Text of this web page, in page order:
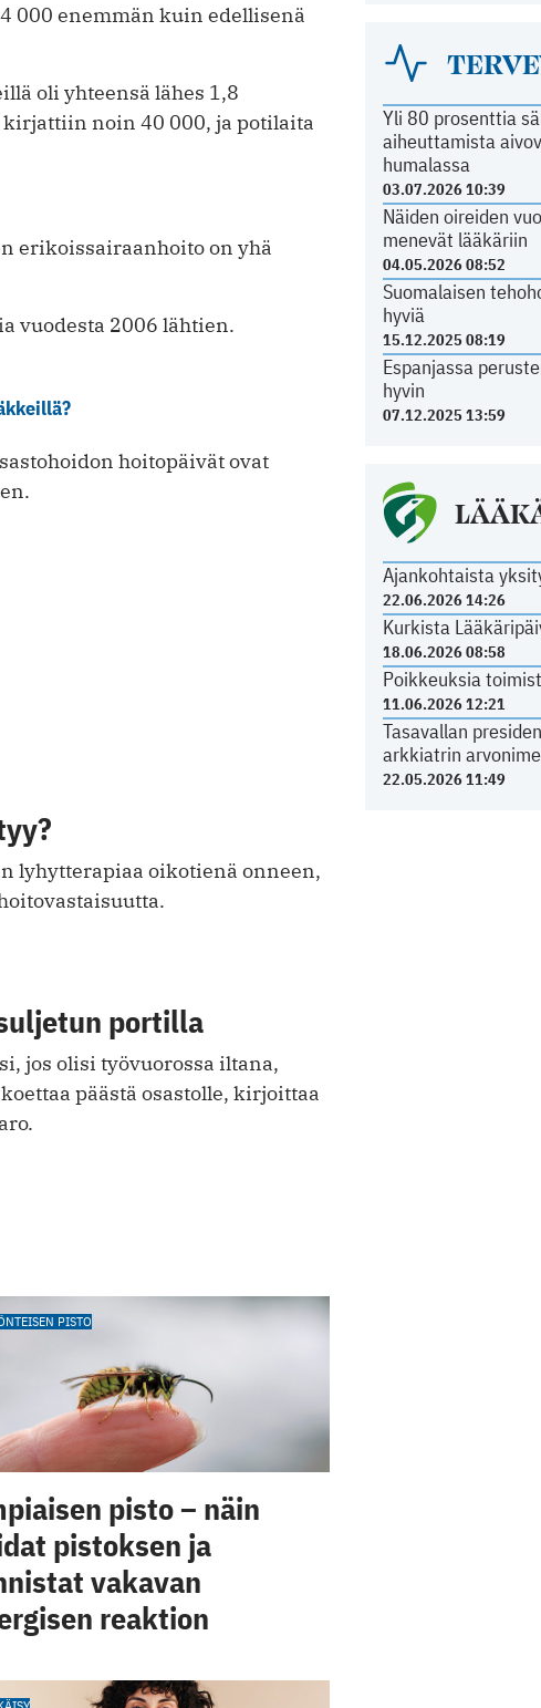
Yli 80 prosenttia
aiheuttamista
humalassa
03.07.2026 10:39
Näiden oireiden
menevät lääkäriin
04.05.2026 08:52
Suomalaisen
hyviä
15.12.2025 08:19
Espanjassa
hyvin
07.12.2025 13:59
Ajankohtaista
22.06.2026 14:26
Kurkista
18.06.2026 08:58
Poikkeuksia
11.06.2026 12:21
Tasavallan
arkkiatrin
22.05.2026 11:49
000 enemmän kuin edellisenä
oli yhteensä lähes 1,8
kirjattiin noin 40 000, ja potilaita
erikoissairaanhoito on yhä
vuodesta 2006 lähtien.
hoitopäivät ovat
lyhytterapiaa oikotienä onneen,
portilla
jos olisi työvuorossa iltana,
päästä osastolle, kirjoittaa
PISTO
pisto – näin
pistoksen ja
vakavan
reaktion